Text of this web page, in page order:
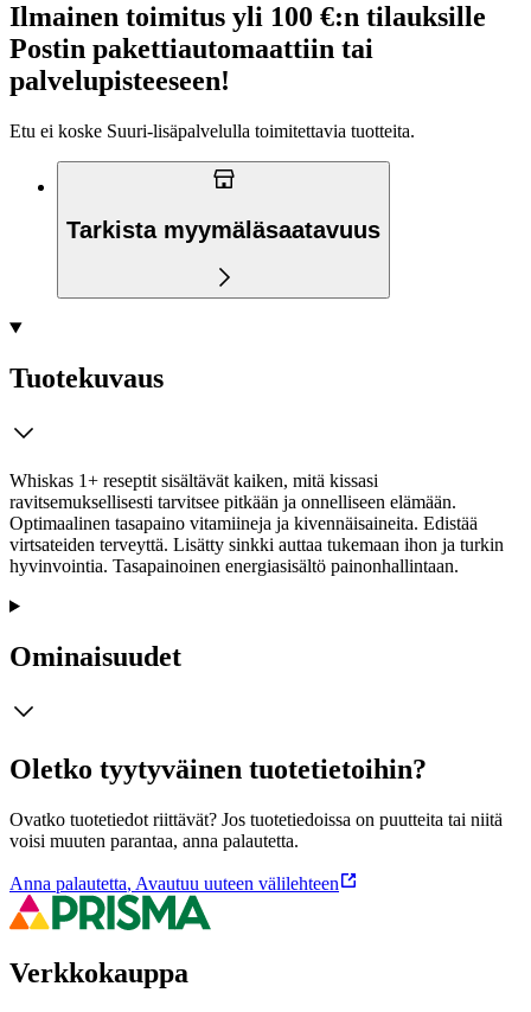
Ilmainen toimitus yli 100 €:n tilauksille
Postin pakettiautomaattiin tai
palvelupisteeseen!
Etu ei koske Suuri‑lisäpalvelulla toimitettavia tuotteita.
Tarkista myymäläsaatavuus
Tuotekuvaus
Whiskas 1+ reseptit sisältävät kaiken, mitä kissasi
ravitsemuksellisesti tarvitsee pitkään ja onnelliseen elämään.
Optimaalinen tasapaino vitamiineja ja kivennäisaineita. Edistää
virtsateiden terveyttä. Lisätty sinkki auttaa tukemaan ihon ja turkin
hyvinvointia. Tasapainoinen energiasisältö painonhallintaan.
Ominaisuudet
Oletko tyytyväinen tuotetietoihin?
Ovatko tuotetiedot riittävät? Jos tuotetiedoissa on puutteita tai niitä
voisi muuten parantaa, anna palautetta.
Anna palautetta, Avautuu uuteen välilehteen
Verkkokauppa